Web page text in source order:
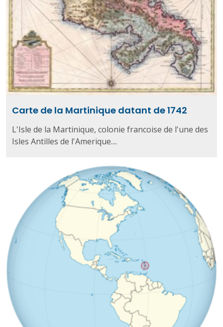
Carte de la Martinique datant de 1742
L'Isle de la Martinique, colonie francoise de l'une des
Isles Antilles de l'Amerique....